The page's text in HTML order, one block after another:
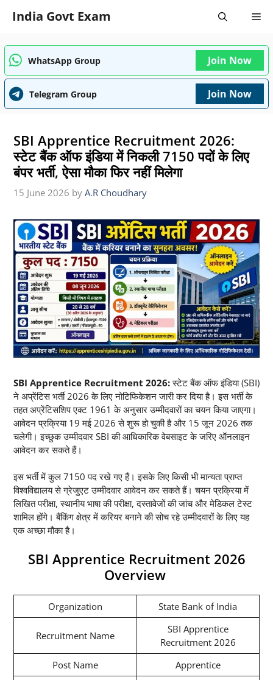
India Govt Exam
WhatsApp Group Join Now
Telegram Group Join Now
SBI Apprentice Recruitment 2026:
स्टेट बैंक ऑफ इंडिया में निकली 7150 पदों के लिए
बंपर भर्ती, ऐसा मौका फिर नहीं मिलेगा
15 June 2026 by A.R Choudhary
SBI Apprentice Recruitment 2026:स्टेट बैंक ऑफ इंडिया (SBI)
ने अप्रेंटिस भर्ती 2026 के लिए नोटिफिकेशन जारी कर दिया है। इस भर्ती के
तहत अप्रेंटिसशिप एक्ट 1961 के अनुसार उम्मीदवारों का चयन किया जाएगा।
आवेदन प्रक्रिया 19 मई 2026 से शुरू हो चुकी है और 15 जून 2026 तक
चलेगी। इच्छुक उम्मीदवार SBI की आधिकारिक वेबसाइट के जरिए ऑनलाइन
आवेदन कर सकते हैं।
इस भर्ती में कुल 7150 पद रखे गए हैं। इसके लिए किसी भी मान्यता प्राप्त
विश्वविद्यालय से ग्रेजुएट उम्मीदवार आवेदन कर सकते हैं। चयन प्रक्रिया में
लिखित परीक्षा, स्थानीय भाषा की परीक्षा, दस्तावेजों की जांच और मेडिकल टेस्ट
शामिल होंगे। बैंकिंग क्षेत्र में करियर बनाने की सोच रहे उम्मीदवारों के लिए यह
एक अच्छा मौका है।
SBI Apprentice Recruitment 2026
Overview
Organization State Bank of India
Recruitment Name
SBI Apprentice
Recruitment 2026
Post Name
Apprentice